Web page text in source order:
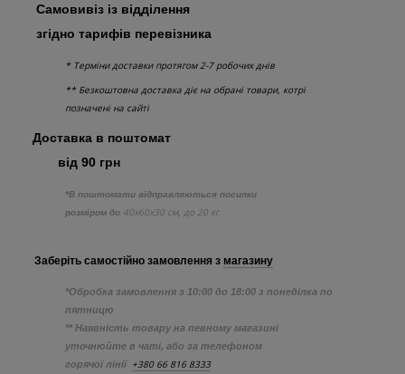
Самовивіз із відділення
згідно тарифів перевізника
* Терміни доставки протягом 2-7 робочих днів
** Безкоштовна доставка діє на обрані товари, котрі
позначені на сайті
Доставка в поштомат
від 90 грн
*В поштомати відправляються посилки
розміром до 40х60х30 см, до 20 кг
Заберіть самостійно замовлення з магазину
*Обробка замовлення з 10:00 до 18:00 з понеділка по
пятницю
** Наявність товару на певному магазині
уточнюйте в чаті, або за телефоном
горячої лінії +380 66 816 8333